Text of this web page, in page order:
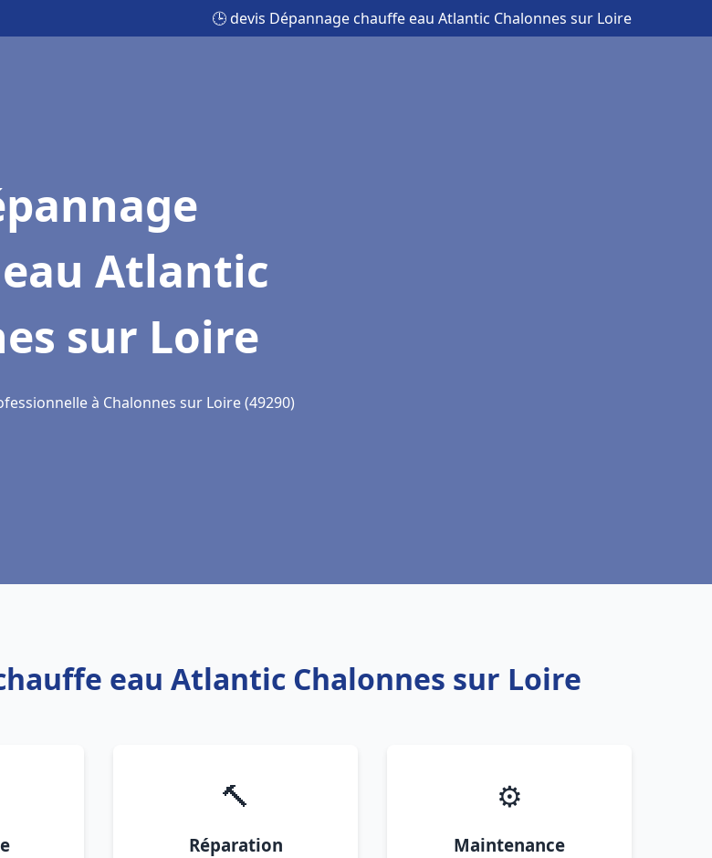
🕒 devis Dépannage chauffe eau Atlantic Chalonnes sur Loire
Atlantic
sur Loire
à Chalonnes sur Loire (49290)
eau Atlantic Chalonnes sur Loire
🔨
Réparation
⚙️
Maintenance